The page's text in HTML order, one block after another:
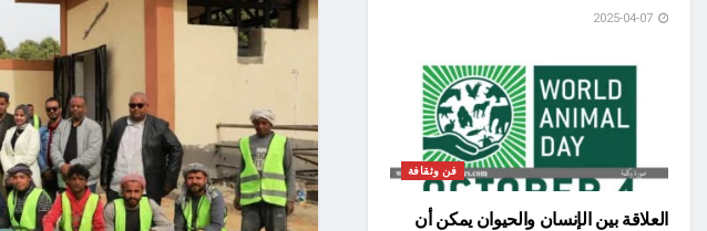
فن وثقافة
العلاقة بين الإنسان والحيوان يمكن أن